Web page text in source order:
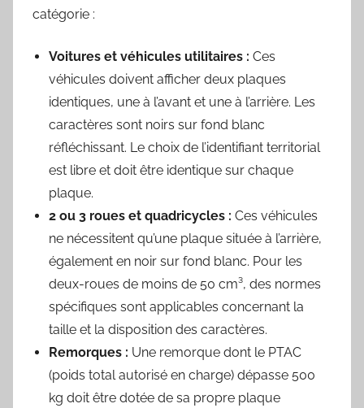
catégorie :
Voitures et véhicules utilitaires : Ces
véhicules doivent afficher deux plaques
identiques, une à l’avant et une à l’arrière. Les
caractères sont noirs sur fond blanc
réfléchissant. Le choix de l’identifiant territorial
est libre et doit être identique sur chaque
plaque.
2 ou 3 roues et quadricycles : Ces véhicules
ne nécessitent qu’une plaque située à l’arrière,
également en noir sur fond blanc. Pour les
deux-roues de moins de 50 cm³, des normes
spécifiques sont applicables concernant la
taille et la disposition des caractères.
Remorques : Une remorque dont le PTAC
(poids total autorisé en charge) dépasse 500
kg doit être dotée de sa propre plaque